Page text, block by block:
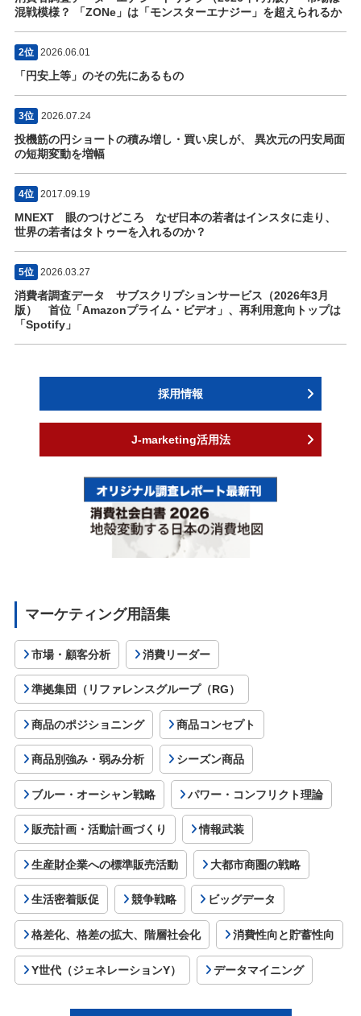
混戦模様？ 「ZONe」は「モンスターエナジー」を超えられるか
2位 2026.06.01
「円安上等」のその先にあるもの
3位 2026.07.24
投機筋の円ショートの積み増し・買い戻しが、 異次元の円安局面
の短期変動を増幅
4位 2017.09.19
MNEXT 眼のつけどころ なぜ日本の若者はインスタに走り、
世界の若者はタトゥーを入れるのか？
5位 2026.03.27
消費者調査データ サブスクリプションサービス（2026年3月
版） 首位「Amazonプライム・ビデオ」、再利用意向トップは
「Spotify」
採用情報
J-marketing活用法
マーケティング用語集
市場・顧客分析 消費リーダー
準拠集団（リファレンスグループ（RG）
商品のポジショニング 商品コンセプト
商品別強み・弱み分析 シーズン商品
ブルー・オーシャン戦略 パワー・コンフリクト理論
販売計画・活動計画づくり 情報武装
生産財企業への標準販売活動 大都市商圏の戦略
生活密着販促 競争戦略 ビッグデータ
格差化、格差の拡大、階層社会化 消費性向と貯蓄性向
Y世代（ジェネレーションY） データマイニング